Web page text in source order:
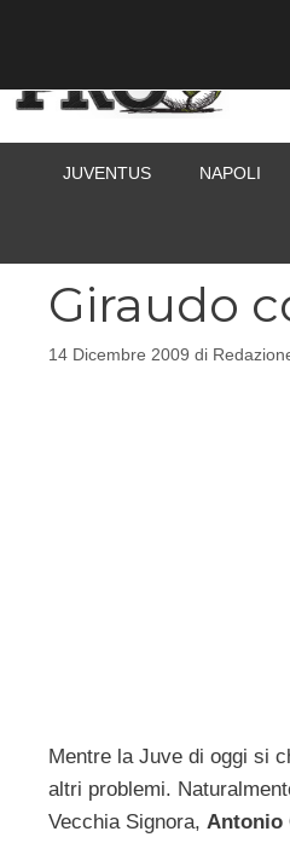
JUVENTUS NAPOLI
Giraudo
14 Dicembre 2009 di
Mentre la Juve di oggi si
altri problemi.
Vecchia Signora, Antonio